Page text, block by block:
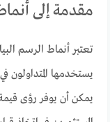
مقدمة إلى
تعتبر أنماط الرسم
يستخدمها المتداولون
يمكن أن يوفر رؤى